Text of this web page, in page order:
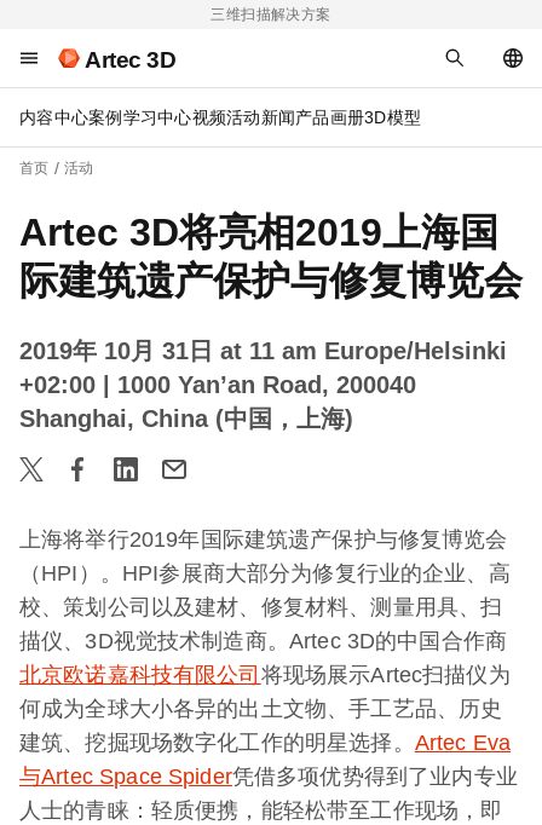
三维扫描解决方案
Artec 3D
内容中心案例 学习中心视频活动新闻产品画册3D模型
首页 活动
Artec 3D将亮相2019上海国
际建筑遗产保护与修复博览会
2019年 10月 31日 at 11 am Europe/Helsinki
+02:00
| 1000 Yan’an Road, 200040
Shanghai, China (中国，上海)
上海将举行2019年国际建筑遗产保护与修复博览会
（HPI）。HPI参展商大部分为修复行业的企业、高
校、策划公司以及建材、修复材料、测量用具、扫
描仪、3D视觉技术制造商。Artec 3D的中国合作商
北京欧诺嘉科技有限公司 将现场展示Artec扫描仪为
何成为全球大小各异的出土文物、手工艺品、历史
建筑、挖掘现场数字化工作的明星选择。 Artec Eva
与Artec Space Spider凭借多项优势得到了业内专业
人士的青睐：轻质便携，能轻松带至工作现场，即